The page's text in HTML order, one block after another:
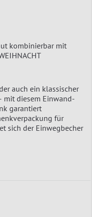
kombinierbar mit
auch ein klassischer
mit diesem Einwand-
garantiert
für
sich der Einwegbecher